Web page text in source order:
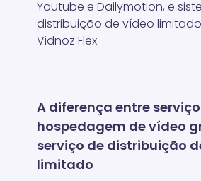
Youtube e Dailymotion, e
distribuição de vídeo
Vidnoz Flex.
A diferença entre
hospedagem de vídeo
serviço de distribuição
limitado